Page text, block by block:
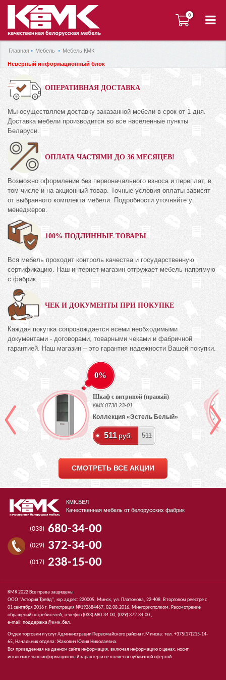
0
0
Главная Мебель Мебель КМК
Неверный информационный блок
ОПЕРАТИВНАЯ ДОСТАВКА
Мы осуществляем доставку заказанной мебели в срок от 1 дня.
Доставка мебели производится во все населенные пункты
Беларуси.
ОПЛАТА ЧАСТЯМИ ДО 36 МЕСЯЦЕВ!
Возможно оформление без первоначального взноса и переплат, в
том числе и на акционный товар. Точные условия оплаты зависят
от выбранного комплекта мебели. Подробности уточняйте у
менеджеров.
100% ПОДЛИННЫЕ ТОВАРЫ
Вся мебель проходит контроль качества и государственную
сертификацию. Наш интернет-магазин отгружает мебель напрямую
с фабрик.
ЧЕК И ДОКУМЕНТЫ ПРИ ПОКУПКЕ
Каждая покупка сопровождается всеми необходимыми
документами - договорами, товарными чеками и фабричной
гарантией. Наш магазин – это гарантия надежности Вашей покупки.
0%
Шкаф с витриной (правый)
КМК 0738.23-01
Коллекция «Эстель Белый»
511 руб. 511
СМОТРЕТЬ ВСЕ АКЦИИ
КМК.БЕЛ
Качественная мебель от белорусских фабрик
(033) 680-34-00
(029) 372-34-00
(017) 238-15-00
КМК 2022 Все права защищены
ООО "Астория Трейд", юр.адрес: 220005, Минск, ул. Платонова, 22-408. В торговом реестре с
01 сентября 2016 г. Регистрация №192684467, 02.08.2016, Мингорисполком. Рассмотрение
обращений потребителей, телефон(033)680-34-00, (029)372-34-00 ,
e-mail: поддержка@кмк.бел.
Отдел торговли и услуг Администрации Первомайского района г.Минска: тел. +375(17)215-14-
65, Начальник отдела: Жакович Юлия Николаевна.
Вся приведенная на данном сайте информация, включая информацию о ценах, носит
исключительно информационный характер и не является публичной офертой.